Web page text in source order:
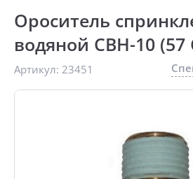
Ороситель
водяной CBН-10 (57
Артикул: 23451